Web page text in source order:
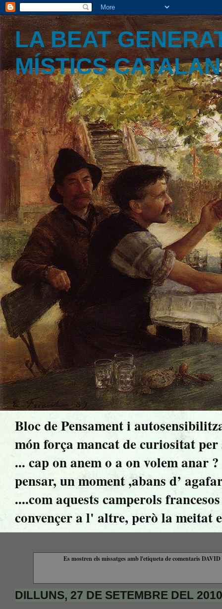
LA BEAT
MÍSTICS
Bloc de Pensament i
món força mancat de curiositat per
... cap on anem o a on volem anar
pensar, un moment ,abans d’
....com aquests camperols
convençer a l' altre, però la meitat
Es mostren els missatges amb l'etiqueta de comentaris
DILLUNS, 27 DE SETEMBRE DEL 2010